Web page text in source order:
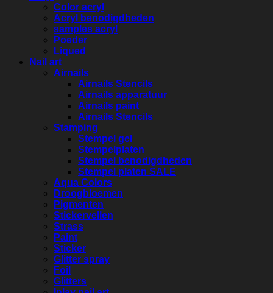
Color acryl
Acryl benodigdheden
samples acryl
Poeder
Liqued
Nail art
Airnails
Airnails Stencils
Airnails apparatuur
Airnails paint
Airnails Stencils
Stamping
Stempel gel
Stempelplaten
Stempel benodigdheden
Stempel platen SALE
Aqua Colors
Droogbloemen
Pigmenten
Stickervellen
Strass
Paint
Sticker
Glitter spray
Foil
Glitters